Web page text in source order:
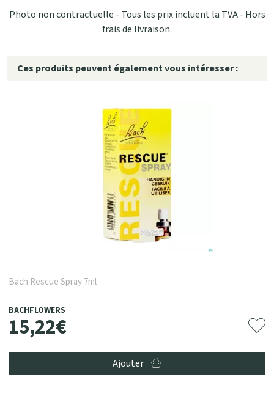
Photo non contractuelle - Tous les prix incluent la TVA - Hors
frais de livraison.
Ces produits peuvent également vous intéresser :
Bach Rescue Spray 7ml
BACHFLOWERS
15,22€
Ajouter